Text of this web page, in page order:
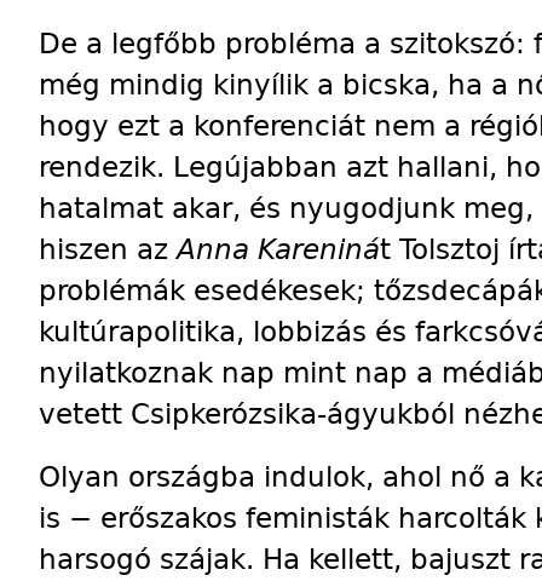
De a legfőbb probléma a szitokszó:
még mindig kinyílik a bicska, ha a
hogy ezt a konferenciát nem a
rendezik. Legújabban azt hallani,
hatalmat akar, és nyugodjunk
hiszen azAnna Kareninát Tolsztoj
problémák esedékesek;
kultúrapolitika, lobbizás és
nyilatkoznak nap mint nap a
vetett Csipkerózsika-ágyukból
Olyan országba indulok, ahol nő a
is − erőszakos feministák
harsogó szájak. Ha kellett, bajuszt